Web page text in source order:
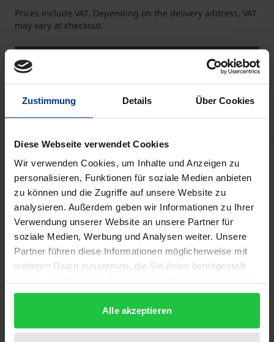
Zustimmung Details Über Cookies
Diese Webseite verwendet Cookies
Wir verwenden Cookies, um Inhalte und Anzeigen zu
personalisieren, Funktionen für soziale Medien anbieten
zu können und die Zugriffe auf unsere Website zu
analysieren. Außerdem geben wir Informationen zu Ihrer
Verwendung unserer Website an unsere Partner für
soziale Medien, Werbung und Analysen weiter. Unsere
Partner führen diese Informationen möglicherweise mit
weiteren Daten zusammen, die Sie ihnen bereitgestellt
gesammelt haben.
Alle akzeptieren
Prices include VAT. Depending on the delivery address, VAT
may vary at checkout.
Add to Wish List
Delivery cost notice
Description
Das Jahrbuch des Migrationsrechts bietet den
Rechtsanwender:innen auch für das Jahr 2023 einen
schnellen, konzisen und zuverlässigen Überblick
über die wichtigsten Entwicklungen im
Aufenthaltsrecht,Flüchtlingsrecht,
Flüchtlingssozialrecht
(europäisch wie national),Gesetzgebung
Literatur. DiewissenschaftlichenAbhandlungen